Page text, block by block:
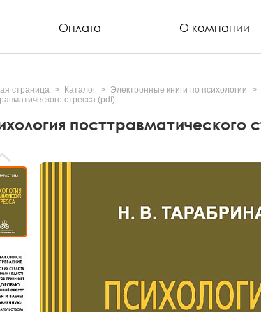
Оплата О компании
страница Каталог Электронные книги по психологии
стресса (pdf)
посттравматического